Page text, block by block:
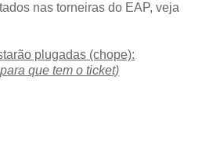
nas torneiras do EAP, veja
plugadas (chope):
que tem o ticket)